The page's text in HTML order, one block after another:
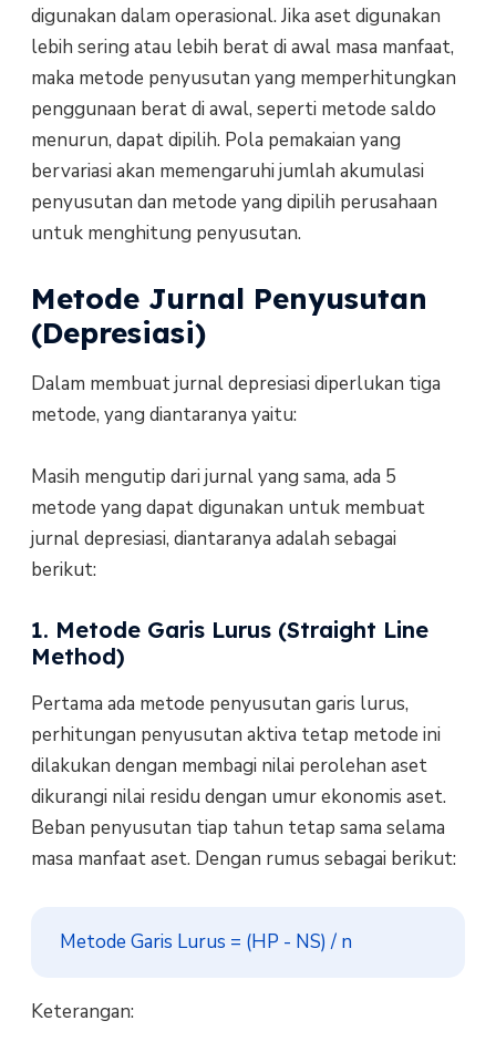
digunakan dalam operasional. Jika aset digunakan
lebih sering atau lebih berat di awal masa manfaat,
maka metode penyusutan yang memperhitungkan
penggunaan berat di awal, seperti metode saldo
menurun, dapat dipilih. Pola pemakaian yang
bervariasi akan memengaruhi jumlah akumulasi
penyusutan dan metode yang dipilih perusahaan
untuk menghitung penyusutan.
Metode Jurnal Penyusutan
(Depresiasi)
Dalam membuat jurnal depresiasi diperlukan tiga
metode, yang diantaranya yaitu:
Masih mengutip dari jurnal yang sama, ada 5
metode yang dapat digunakan untuk membuat
jurnal depresiasi, diantaranya adalah sebagai
berikut:
1. Metode Garis Lurus (Straight Line
Method)
Pertama ada metode penyusutan garis lurus,
perhitungan penyusutan aktiva tetap metode ini
dilakukan dengan membagi nilai perolehan aset
dikurangi nilai residu dengan umur ekonomis aset.
Beban penyusutan tiap tahun tetap sama selama
masa manfaat aset. Dengan rumus sebagai berikut:
Metode Garis Lurus = (HP - NS) / n
Keterangan: